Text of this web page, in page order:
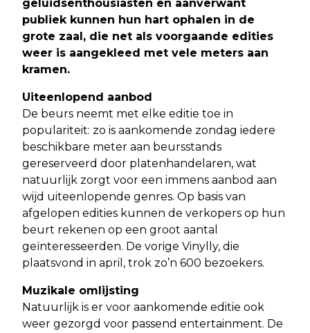
geluidsenthousiasten en aanverwant
publiek kunnen hun hart ophalen in de
grote zaal, die net als voorgaande edities
weer is aangekleed met vele meters aan
kramen.
Uiteenlopend aanbod
De beurs neemt met elke editie toe in
populariteit: zo is aankomende zondag iedere
beschikbare meter aan beursstands
gereserveerd door platenhandelaren, wat
natuurlijk zorgt voor een immens aanbod aan
wijd uiteenlopende genres. Op basis van
afgelopen edities kunnen de verkopers op hun
beurt rekenen op een groot aantal
geïnteresseerden. De vorige Vinylly, die
plaatsvond in april, trok zo’n 600 bezoekers.
Muzikale omlijsting
Natuurlijk is er voor aankomende editie ook
weer gezorgd voor passend entertainment. De